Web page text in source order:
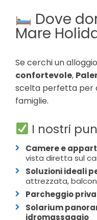
Dove
Mare
Se cerchi un alloggio
confortevole,
scelta perfetta per
famiglie.
I nostri
Camere e
vista diretta sul
Soluzioni ideali
attrezzata,
Parcheggio
Solarium
idromassaggio